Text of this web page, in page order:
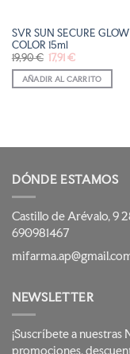
SVR SUN SECURE
COLOR 15ml
19,90€ El
precio
original
era:
19,90 €.
17,91€El
actual
es:
17,91 €.
AÑADIR AL CARRITO
DÓNDE ESTAMOS
Castillo de Arévalo, 9
690981467
NEWSLETTER
¡Suscríbete a